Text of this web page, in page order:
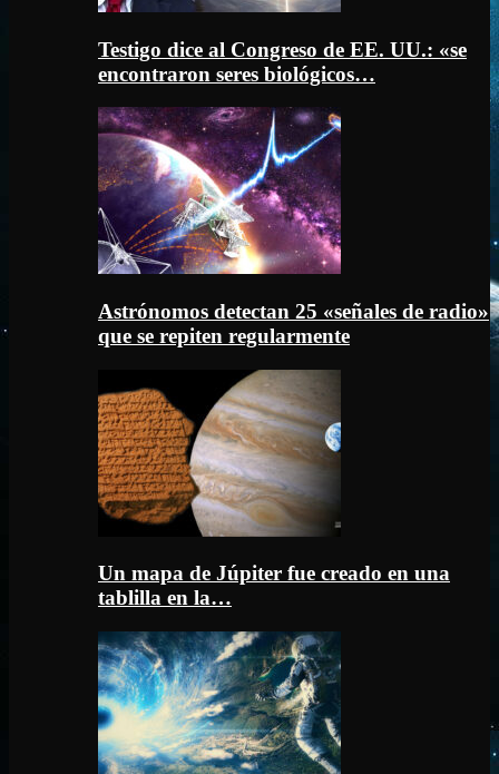
Testigo dice al Congreso de EE. UU.: «se
encontraron seres biológicos…
Astrónomos detectan 25 «señales de radio»
que se repiten regularmente
Un mapa de Júpiter fue creado en una
tablilla en la…